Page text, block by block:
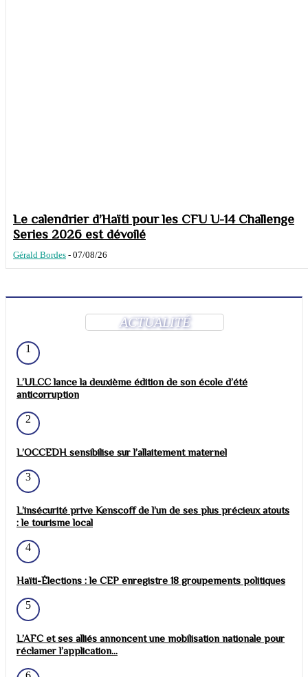
Le calendrier d’Haïti pour les CFU U-14 Challenge
Series 2026 est dévoilé
Gérald Bordes - 07/08/26
ACTUALITÉ
1
L’ULCC lance la deuxième édition de son école d’été
anticorruption
2
L’OCCEDH sensibilise sur l’allaitement maternel
3
L’insécurité prive Kenscoff de l’un de ses plus précieux atouts
: le tourisme local
4
Haïti-Élections : le CEP enregistre 18 groupements politiques
5
L’AFC et ses alliés annoncent une mobilisation nationale pour
réclamer l’application...